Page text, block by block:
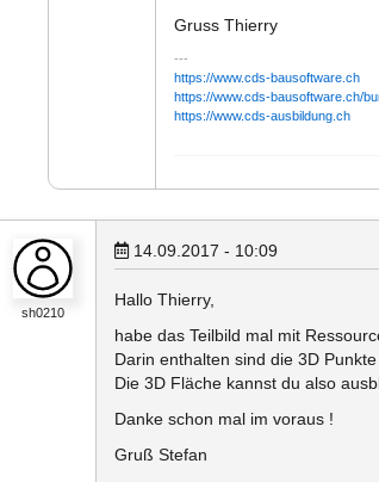
Gruss Thierry
https://www.cds-bausoftware.ch
https://www.cds-bausoftware.ch/
https://www.cds-ausbildung.ch
sh0210
14.09.2017 - 10:09
Hallo Thierry,
habe das Teilbild mal mit
Darin enthalten sind die 3D
Die 3D Fläche kannst du also
Danke schon mal im voraus !
Gruß Stefan